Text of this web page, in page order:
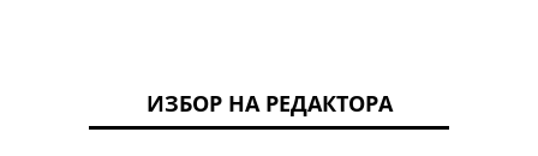
ИЗБОР НА РЕДАКТОРА